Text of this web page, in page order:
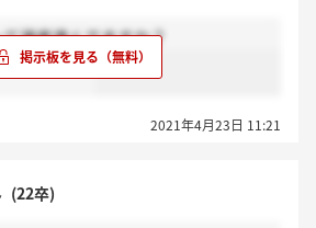
選考進んでますか？
待ちです。
2021年4月23日 11:21
(22卒)